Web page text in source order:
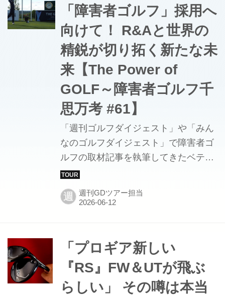
「障害者ゴルフ」採用へ
向けて！ R&Aと世界の
精鋭が切り拓く新たな未
来【The Power of
GOLF～障害者ゴルフ千
思万考 #61】
「週刊ゴルフダイジェスト」や「みん
なのゴルフダイジェスト」で障害者ゴ
ルフの取材記事を執筆してきたベテラ
ン編集者が、日本だけでなく世界にア
ンテナを巡らせ、障害者ゴルフのさま
ざまな情報を紹介する連載。今回は障
（セルティックマナーリゾート）での
取材から。ゴルフ競技がパラリンピッ
クに採用されるのかどうか、その現状
について聞いてみました。
週 週刊GDツアー担当
「プロギア新しい
『RS』FW＆UTが飛ぶ
らしい」 その噂は本当